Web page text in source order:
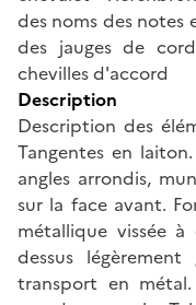
des noms des notes
des jauges de
chevilles d'accord
Description
Description des
Tangentes en
angles arrondis,
sur la face avant.
métallique vissée
dessus
transport en